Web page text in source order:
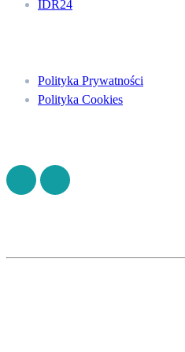
IDR24
Polityka Prywatności
Polityka Cookies